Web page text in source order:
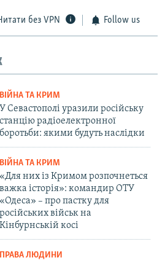
без VPN Follow us
ВІЙНА ТА КРИМ
У Севастополі уразили російську
станцію радіоелектронної
боротьби: якими будуть наслідки
ВІЙНА ТА КРИМ
«Для них із Кримом розпочнеться
важка історія»: командир ОТУ
«Одеса» – про пастку для
російських військ на
Кінбурнській косі
ПРАВА ЛЮДИНИ